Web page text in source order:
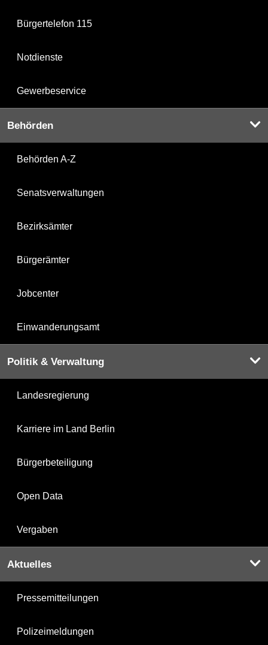
Bürgertelefon 115
Notdienste
Gewerbeservice
Behörden
Behörden A-Z
Senatsverwaltungen
Bezirksämter
Bürgerämter
Jobcenter
Einwanderungsamt
Politik & Verwaltung
Landesregierung
Karriere im Land Berlin
Bürgerbeteiligung
Open Data
Vergaben
Aktuelles
Pressemitteilungen
Polizeimeldungen